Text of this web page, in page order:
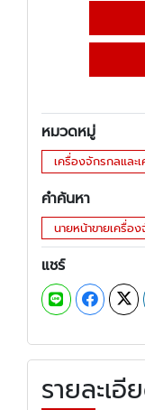
หมวดหมู่
เครื่องจักรกลและ
คำค้นหา
นายหน้าขายเครื่อ
แชร์
รายละเ